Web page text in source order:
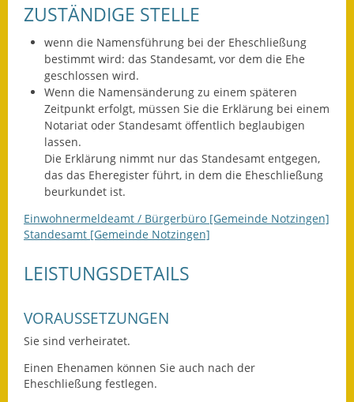
Straßenbau
Landesstraße
Kreisstraße
Umleitungsplan
Ausweichfahrplan
Buslinie 168
Stellenausschreibungen
Rathaus
Bauhof Notzingen
ZUSTÄNDIGE STELLE
wenn die Namensführung bei der Eheschließung
bestimmt wird: das Standesamt, vor dem die Ehe
geschlossen wird.
Wenn die Namensänderung zu einem späteren
Zeitpunkt erfolgt, müssen Sie die Erklärung bei einem
Notariat oder Standesamt öffentlich beglaubigen
lassen.
Die Erklärung nimmt nur das Standesamt entgegen,
das das Eheregister führt, in dem die Eheschließung
beurkundet ist.
Einwohnermeldeamt / Bürgerbüro [Gemeinde Notzingen]
Standesamt [Gemeinde Notzingen]
LEISTUNGSDETAILS
VORAUSSETZUNGEN
Sie sind verheiratet.
Einen Ehenamen können Sie auch nach der
Eheschließung festlegen.